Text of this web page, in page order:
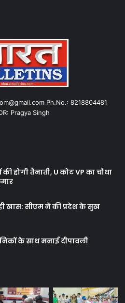
Ph.No.: 8218804481
Pragya Singh
होगी तैनाती, U कोट VP का चौथा
ही खास: सीएम ने की प्रदेश के सुख
के साथ मनाई दीपावली